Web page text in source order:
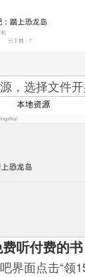
，选择文件开
听付费的书
界面点击“领